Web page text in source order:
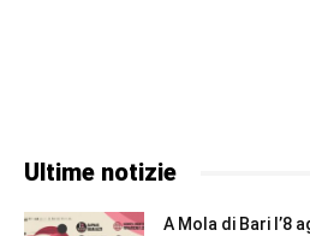
Ultime notizie
A Mola di Bari l’8